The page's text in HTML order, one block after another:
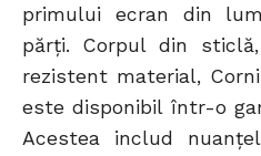
primului ecran din
părți. Corpul din
rezistent material,
este disponibil într-o
Acestea includ